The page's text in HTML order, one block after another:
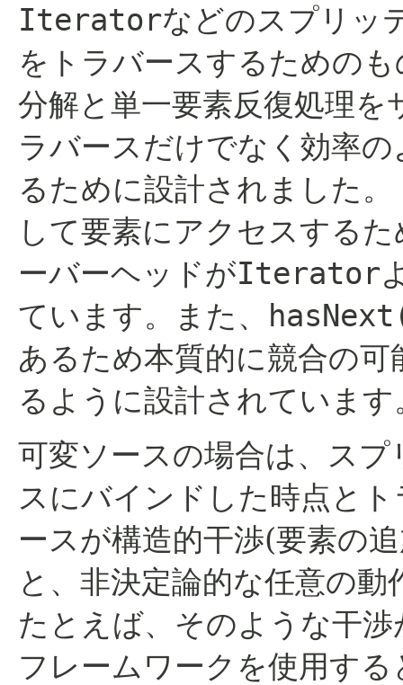
Iteratorなどのスプリッ
をトラバースするための
分解と単一要素反復処理
ラバースだけでなく効率
るために設計されました。
して要素にアクセスする
ーバーヘッドがIterator
ています。また、
あるため本質的に競合の
るように設計されています
可変ソースの場合は、ス
スにバインドした時点と
ースが構造的干渉(要素の
と、非決定論的な任意の
たとえば、そのような干
フレームワークを使用す